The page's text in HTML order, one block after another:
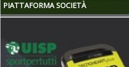
PIATTAFORMA SOCIETÀ